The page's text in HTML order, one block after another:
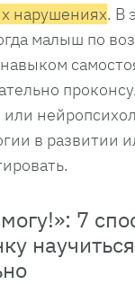
нарушениях. В
малыш по
или
в развитии
7